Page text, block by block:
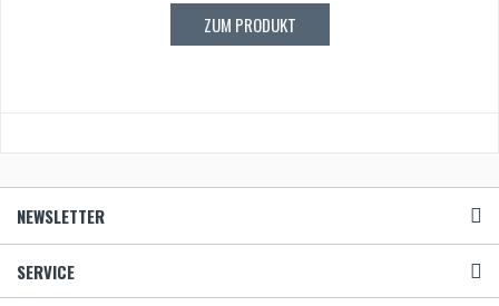
ZUM PRODUKT
NEWSLETTER
SERVICE